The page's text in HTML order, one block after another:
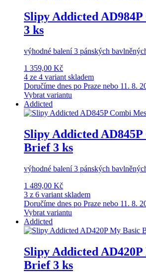
Slipy Addicted
3 ks
výhodné balení 3 pánských
1 359,00 Kč
4 ze 4 variant skladem
Doručíme dnes po Praze nebo 11. 8.
Vybrat variantu
Addicted
Slipy Addicted
Brief 3 ks
výhodné balení 3 pánských
1 489,00 Kč
3 z 6 variant skladem
Doručíme dnes po Praze nebo 11. 8.
Vybrat variantu
Addicted
Slipy Addicted
Brief 3 ks